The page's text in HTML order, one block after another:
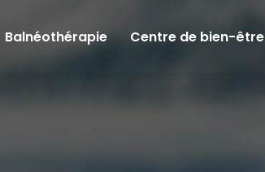
Balnéothérapie Centre de bien-être